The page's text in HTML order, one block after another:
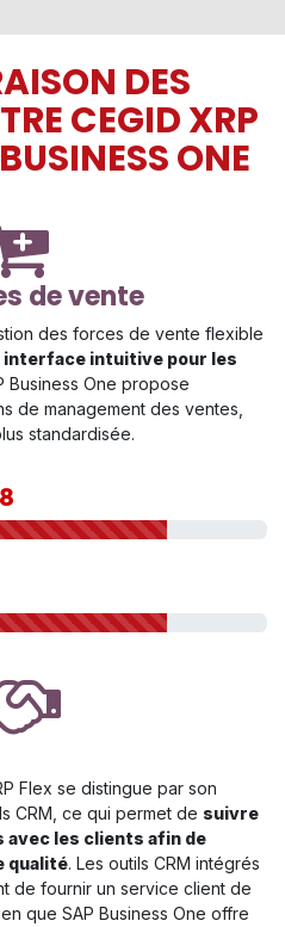
DES
CEGID XRP
ONE
de vente
des forces de vente flexible
interface intuitive pour les
Business One propose
de management des ventes,
standardisée.
8
Flex se distingue par son
CRM, ce qui permet de suivre
les clients afin de
qualité. Les outils CRM intégrés
de fournir un service client de
que SAP Business One offre